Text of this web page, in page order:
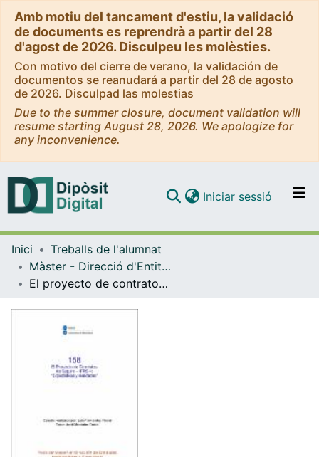
Amb motiu del tancament d'estiu, la validació
de documents es reprendrà a partir del 28
d'agost de 2026. Disculpeu les molèsties.
Con motivo del cierre de verano, la validación de
documentos se reanudará a partir del 28 de agosto
de 2026. Disculpad las molestias
Due to the summer closure, document validation will
resume starting August 28, 2026. We apologize for
any inconvenience.
Navega per tot el DD
Iniciar sessió (current)
Inici
Treballs de l'alumnat
Màster - Direcció d'Entitats Asseguradores i Financeres (DEAF)
El proyecto de contratos de seguro – IFRS 4: “Expectativas y realidades”